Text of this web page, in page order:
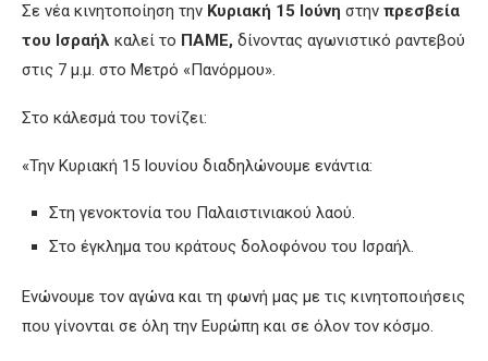
Σε νέα κινητοποίηση την Κυριακή 15 Ιούνη στην πρεσβεία
του Ισραήλ καλεί το ΠΑΜΕ, δίνοντας αγωνιστικό ραντεβού
στις 7 μ.μ. στο Μετρό «Πανόρμου».
Στο κάλεσμά του τονίζει:
«Την Κυριακή 15 Ιουνίου διαδηλώνουμε ενάντια:
Στη γενοκτονία του Παλαιστινιακού λαού.
Στο έγκλημα του κράτους δολοφόνου του Ισραήλ.
Ενώνουμε τον αγώνα και τη φωνή μας με τις κινητοποιήσεις
που γίνονται σε όλη την Ευρώπη και σε όλον τον κόσμο.